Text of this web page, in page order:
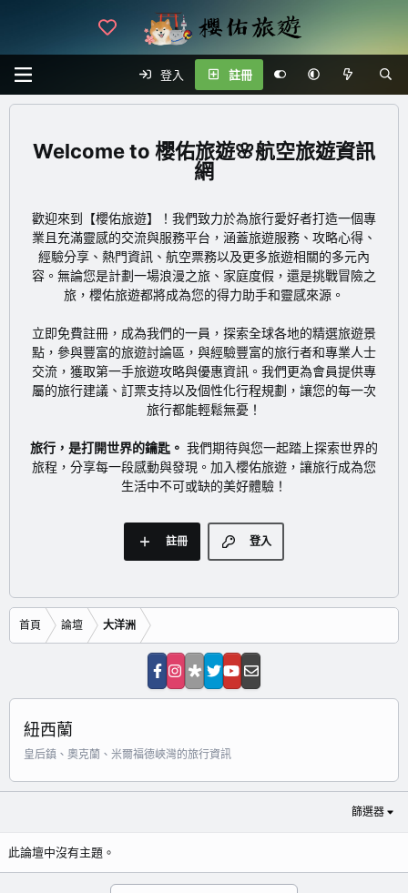
登入 註冊
櫻佑旅遊🌸航空旅遊資訊
網
歡迎來到【櫻佑旅遊】！我們致力於為旅行愛好者打造一個專
業且充滿靈感的交流與服務平台，涵蓋旅遊服務、攻略心得、
經驗分享、熱門資訊、航空票務以及更多旅遊相關的多元內
容。無論您是計劃一場浪漫之旅、家庭度假，還是挑戰冒險之
旅，櫻佑旅遊都將成為您的得力助手和靈感來源。
立即免費註冊 ，成為我們的一員，探索全球各地的精選旅遊景
點，參與豐富的旅遊討論區，與經驗豐富的旅行者和專業人士
交流，獲取第一手旅遊攻略與優惠資訊。我們更為會員提供專
屬的旅行建議、訂票支持以及個性化行程規劃，讓您的每一次
旅行都能輕鬆無憂！
旅行，是打開世界的鑰匙。 我們期待與您一起踏上探索世界的
旅程，分享每一段感動與發現。加入櫻佑旅遊，讓旅行成為您
生活中不可或缺的美好體驗！
登入
註冊
首頁 論壇 大洋洲
紐西蘭
皇后鎮、奧克蘭、米爾福德峽灣的旅行資訊
篩選器
此論壇中沒有主題。